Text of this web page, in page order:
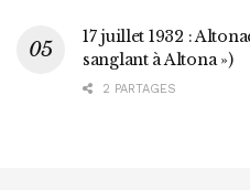
17 juillet 1932 :
sanglant à Altona »)
2 PARTAGES